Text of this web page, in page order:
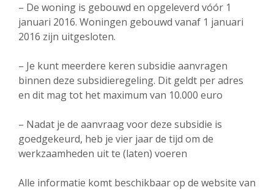
– De woning is gebouwd en opgeleverd vóór 1
januari 2016. Woningen gebouwd vanaf 1 januari
2016 zijn uitgesloten.
– Je kunt meerdere keren subsidie aanvragen
binnen deze subsidieregeling. Dit geldt per adres
en dit mag tot het maximum van 10.000 euro
– Nadat je de aanvraag voor deze subsidie is
goedgekeurd, heb je vier jaar de tijd om de
werkzaamheden uit te (laten) voeren
Alle informatie komt beschikbaar op de website van